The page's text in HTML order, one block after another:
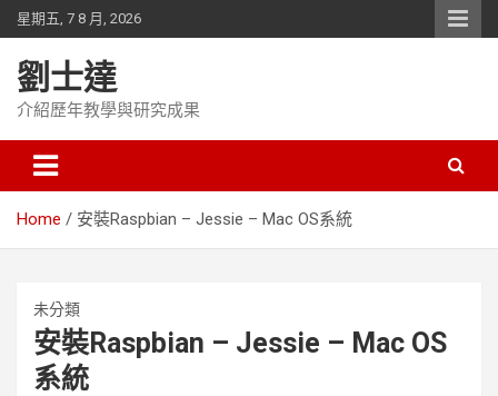
Skip
to
content
星期五, 7 8 月, 2026
劉士達
介紹歷年教學與研究成果
Home 安裝Raspbian – Jessie – Mac OS系統
未分類
安裝Raspbian – Jessie – Mac OS
系統